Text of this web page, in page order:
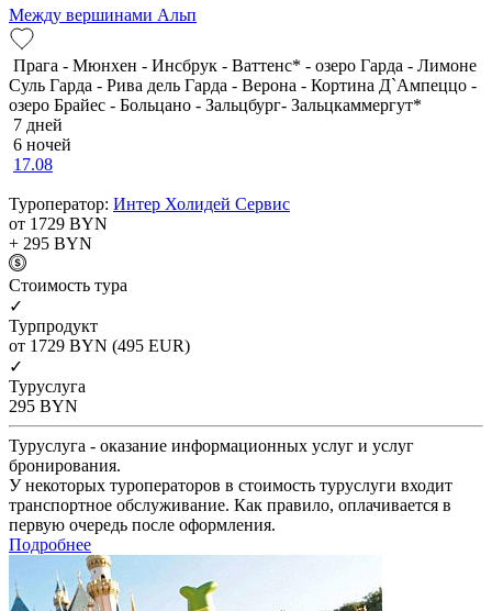
Между вершинами Альп
Прага - Мюнхен - Инсбрук - Ваттенс* - озеро Гарда - Лимоне
Суль Гарда - Рива дель Гарда - Верона - Кортина Д`Ампеццо -
озеро Брайес - Больцано - Зальцбург- Зальцкаммергут*
7 дней
6 ночей
17.08
Туроператор: Интер Холидей Сервис
от 1729 BYN
+ 295 BYN
Cтоимость тура
✓
Турпродукт
от 1729 BYN (495 EUR)
✓
Туруслуга
295 BYN
Туруслуга - оказание информационных услуг и услуг
бронирования.
У некоторых туроператоров в стоимость туруслуги входит
транспортное обслуживание. Как правило, оплачивается в
первую очередь после оформления.
Подробнее